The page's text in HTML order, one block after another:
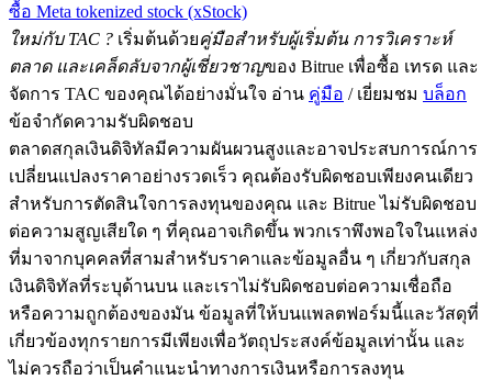
ซื้อ Meta tokenized stock (xStock)
ใหม่กับ TAC ? เริ่มต้นด้วยคู่มือสำหรับผู้เริ่มต้น การวิเคราะห์
ตลาด และเคล็ดลับจากผู้เชี่ยวชาญของ Bitrue เพื่อซื้อ เทรด และ
จัดการ TAC ของคุณได้อย่างมั่นใจ อ่าน คู่มือ / เยี่ยมชม บล็อก
ข้อจำกัดความรับผิดชอบ
ตลาดสกุลเงินดิจิทัลมีความผันผวนสูงและอาจประสบการณ์การ
เปลี่ยนแปลงราคาอย่างรวดเร็ว คุณต้องรับผิดชอบเพียงคนเดียว
สำหรับการตัดสินใจการลงทุนของคุณ และ Bitrue ไม่รับผิดชอบ
ต่อความสูญเสียใด ๆ ที่คุณอาจเกิดขึ้น พวกเราพึงพอใจในแหล่ง
ที่มาจากบุคคลที่สามสำหรับราคาและข้อมูลอื่น ๆ เกี่ยวกับสกุล
เงินดิจิทัลที่ระบุด้านบน และเราไม่รับผิดชอบต่อความเชื่อถือ
หรือความถูกต้องของมัน ข้อมูลที่ให้บนแพลตฟอร์มนี้และวัสดุที่
เกี่ยวข้องทุกรายการมีเพียงเพื่อวัตถุประสงค์ข้อมูลเท่านั้น และ
ไม่ควรถือว่าเป็นคำแนะนำทางการเงินหรือการลงทุน